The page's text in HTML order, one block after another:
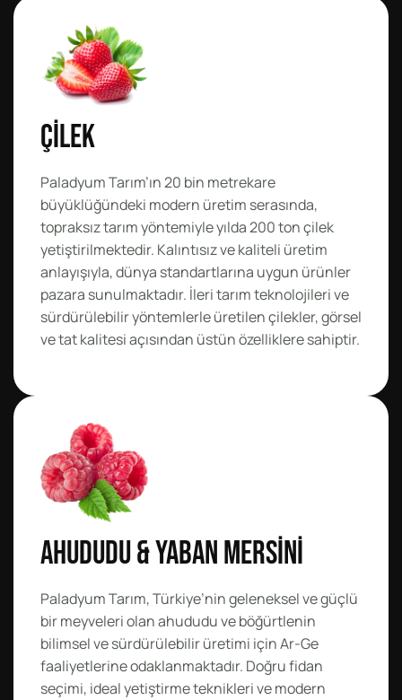
Çilek
Paladyum Tarım’ın 20 bin metrekare
büyüklüğündeki modern üretim serasında,
topraksız tarım yöntemiyle yılda 200 ton çilek
yetiştirilmektedir. Kalıntısız ve kaliteli üretim
anlayışıyla, dünya standartlarına uygun ürünler
pazara sunulmaktadır. İleri tarım teknolojileri ve
sürdürülebilir yöntemlerle üretilen çilekler, görsel
ve tat kalitesi açısından üstün özelliklere sahiptir.
Ahududu & Yaban Mersini
Paladyum Tarım, Türkiye’nin geleneksel ve güçlü
bir meyveleri olan ahududu ve böğürtlenin
bilimsel ve sürdürülebilir üretimi için Ar-Ge
faaliyetlerine odaklanmaktadır. Doğru fidan
seçimi, ideal yetiştirme teknikleri ve modern